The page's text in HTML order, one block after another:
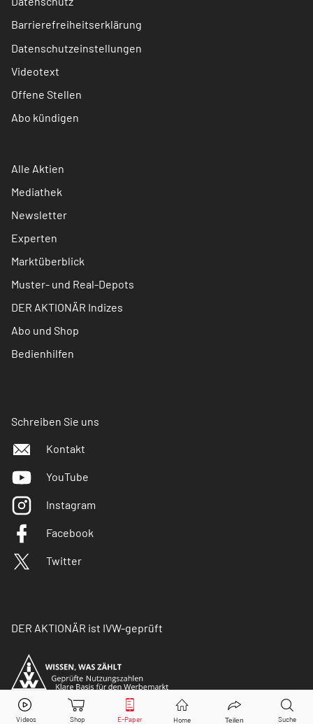
Barrierefreiheitserklärung
Datenschutzeinstellungen
Videotext
Offene Stellen
Abo kündigen
Alle Aktien
Mediathek
Newsletter
Experten
Marktüberblick
Muster- und Real-Depots
DER AKTIONÄR Indizes
Abo und Shop
Bedienhilfen
Schreiben Sie uns
Kontakt
YouTube
Instagram
Facebook
Twitter
DER AKTIONÄR ist IVW-geprüft